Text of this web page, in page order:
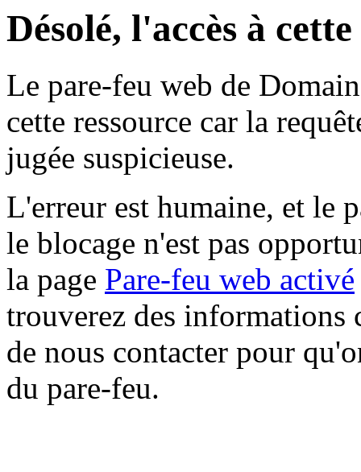
Désolé, l'accès à
Le pare-feu web de
cette ressource car la
jugée suspicieuse.
L'erreur est humaine, et le
le blocage n'est pas
la page Pare-feu web activé
trouverez des informations
de nous contacter pour
du pare-feu.